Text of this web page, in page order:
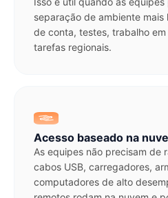
separação de ambiente
de conta, testes, trabalho em
tarefas regionais.
Acesso baseado na
As equipes não precisam de
cabos USB, carregadores,
computadores de alto